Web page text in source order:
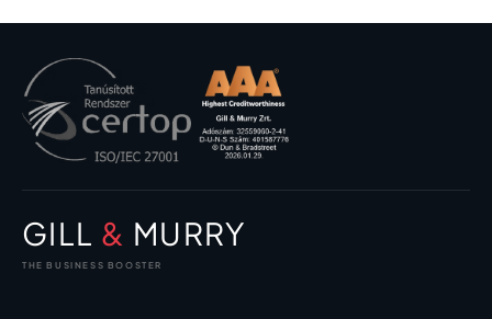
GILL & MURRY
THE BUSINESS BOOSTER